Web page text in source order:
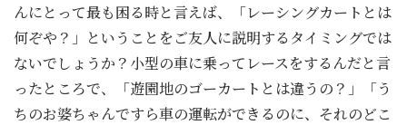
んにとって最も困る時と言えば、「レーシングカートとは
何ぞや？」ということをご友人に説明するタイミングでは
ないでしょうか？小型の車に乗ってレースをするんだと言
ったところで、「遊園地のゴーカートとは違うの？」「う
ちのお婆ちゃんですら車の運転ができるのに、それのどこ